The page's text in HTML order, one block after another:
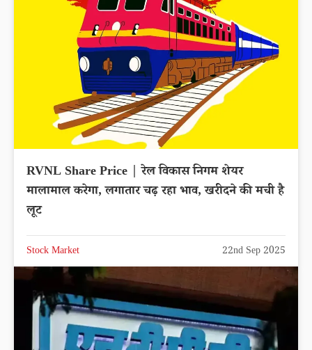
RVNL Share Price | रेल विकास निगम शेयर
मालामाल करेगा, लगातार चढ़ रहा भाव, खरीदने की मची है
लूट
Stock Market 22nd Sep 2025